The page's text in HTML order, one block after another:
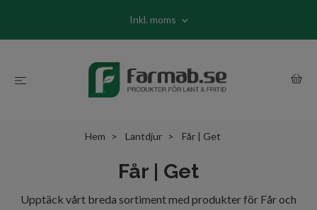
Inkl. moms
Hem Lantdjur Får | Get
Får | Get
Upptäck vårt breda sortiment med produkter för Får och